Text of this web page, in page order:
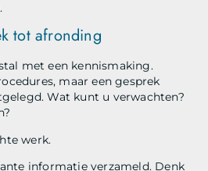
tot afronding
met een kennismaking.
maar een gesprek
Wat kunt u verwachten?
werk.
informatie verzameld. Denk